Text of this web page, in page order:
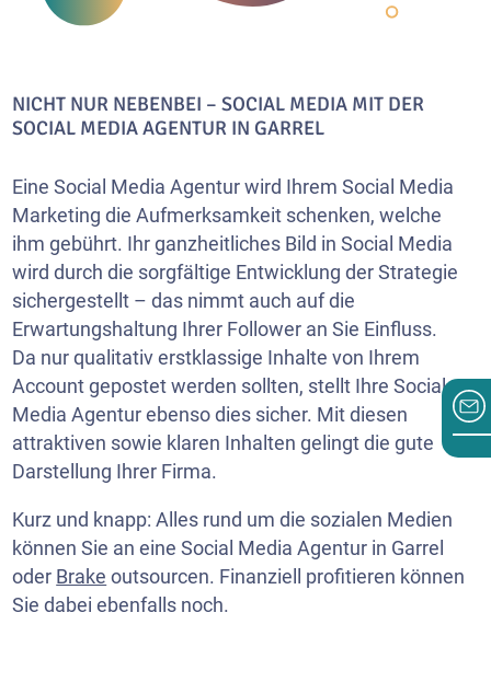
NICHT NUR NEBENBEI – SOCIAL MEDIA MIT DER
SOCIAL MEDIA AGENTUR IN GARREL
Eine Social Media Agentur wird Ihrem Social Media
Marketing die Aufmerksamkeit schenken, welche
ihm gebührt. Ihr ganzheitliches Bild in Social Media
wird durch die sorgfältige Entwicklung der Strategie
sichergestellt – das nimmt auch auf die
Erwartungshaltung Ihrer Follower an Sie Einfluss.
Da nur qualitativ erstklassige Inhalte von Ihrem
Account gepostet werden sollten, stellt Ihre Social
Media Agentur ebenso dies sicher. Mit diesen
attraktiven sowie klaren Inhalten gelingt die gute
Darstellung Ihrer Firma.
Kurz und knapp: Alles rund um die sozialen Medien
können Sie an eine Social Media Agentur in Garrel
oder Brake outsourcen. Finanziell profitieren können
Sie dabei ebenfalls noch.